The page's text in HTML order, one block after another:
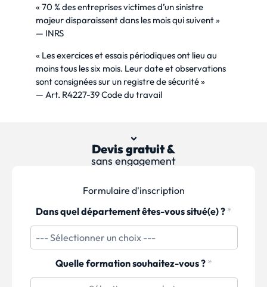
« 70 % des entreprises victimes d’un sinistre
majeur disparaissent dans les mois qui suivent »
— INRS
« Les exercices et essais périodiques ont lieu au
moins tous les six mois. Leur date et observations
sont consignées sur un registre de sécurité »
— Art. R4227-39 Code du travail
Devis gratuit &
sans engagement
Formulaire d'inscription
Dans quel département êtes-vous situé(e) ? *
Quelle formation souhaitez-vous ? *